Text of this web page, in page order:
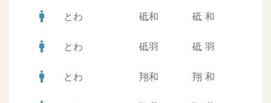
man とわ 砥和 砥 和
man とわ 砥羽 砥 羽
man とわ 翔和 翔 和